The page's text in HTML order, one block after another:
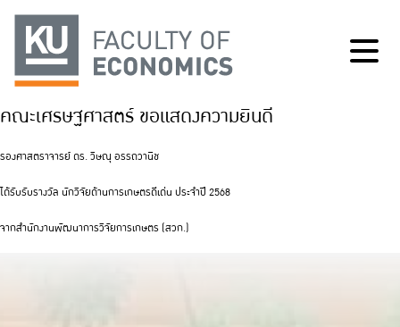
คณะเศรษฐศาสตร์ ขอแสดงความยินดี
รองศาสตราจารย์ ดร. วิษณุ อรรถวานิช
ได้รับรับรางวัล นักวิจัยด้านการเกษตรดีเด่น ประจำปี 2568
จากสำนักงานพัฒนาการวิจัยการเกษตร (สวก.)